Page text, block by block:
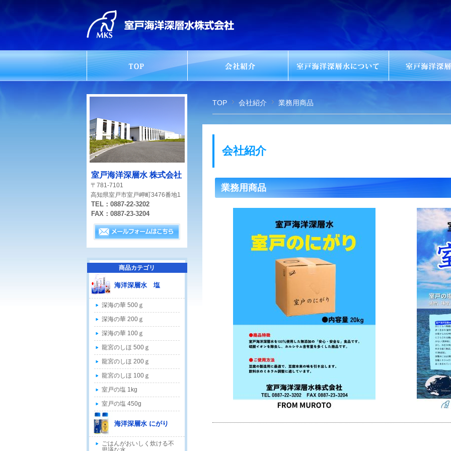
TOP 会社紹介 業務用商品
会社紹介
業務用商品
室戸海洋深層水 株式会社
〒781-7101
高知県室戸市室戸岬町3476番地1
TEL：0887-22-3202
FAX：0887-23-3204
商品カテゴリ
海洋深層水 塩
深海の華 500ｇ
深海の華 200ｇ
深海の華 100ｇ
龍宮のしほ 500ｇ
龍宮のしほ 200ｇ
龍宮のしほ 100ｇ
室戸の塩 1kg
室戸の塩 450g
海洋深層水 にがり
ごはんがおいしく炊ける不